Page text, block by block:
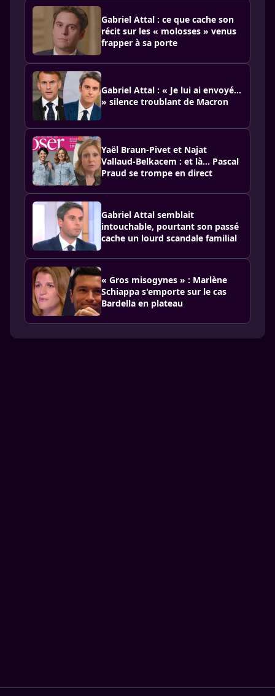
Gabriel Attal : ce que cache son
récit sur les « molosses » venus
frapper à sa porte
Gabriel Attal : « Je lui ai envoyé…
» silence troublant de Macron
Yaël Braun-Pivet et Najat
Vallaud-Belkacem : et là… Pascal
Praud se trompe en direct
Gabriel Attal semblait
intouchable, pourtant son passé
cache un lourd scandale familial
« Gros misogynes » : Marlène
Schiappa s'emporte sur le cas
Bardella en plateau